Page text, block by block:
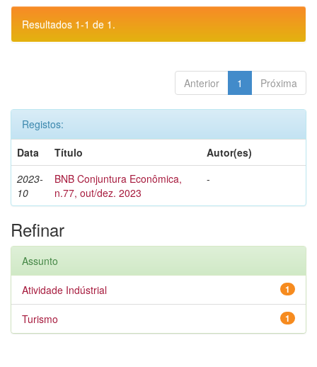
Resultados 1-1 de 1.
Anterior 1 Próxima
Registos:
Data
Título
Autor(es)
2023-
10
BNB Conjuntura Econômica,
n.77, out/dez. 2023
-
Refinar
Assunto
1
Atividade Indústrial
1
Turismo